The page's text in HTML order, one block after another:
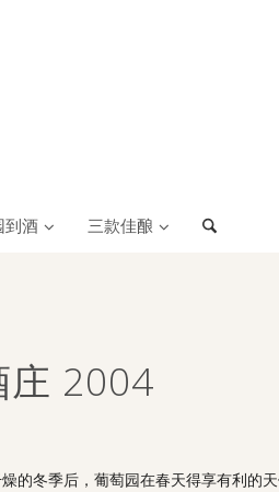
到酒 三款佳酿
庄 2004
的冬季后，葡萄园在春天得享有利的